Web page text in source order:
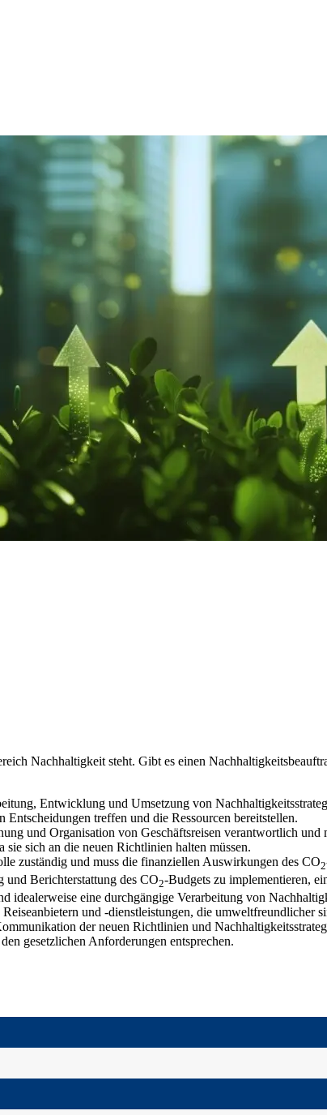
Nachhaltigkeit steht. Gibt es einen
Entwicklung und Umsetzung von
treffen und die Ressourcen bereitstellen.
und Organisation von Geschäftsreisen verantwortlich
sich an die neuen Richtlinien halten müssen.
zuständig und muss die finanziellen Auswirkungen des CO2
Berichterstattung des CO2-Budgets zu implementieren,
idealerweise eine durchgängige Verarbeitung von
und -dienstleistungen, die umweltfreundlicher
der neuen Richtlinien und
gesetzlichen Anforderungen entsprechen.